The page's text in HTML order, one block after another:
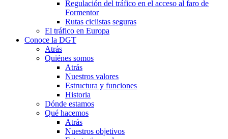
Regulación del tráfico en el acceso al faro de
Formentor
Rutas ciclistas seguras
El tráfico en Europa
Conoce la DGT
Atrás
Quiénes somos
Atrás
Nuestros valores
Estructura y funciones
Historia
Dónde estamos
Qué hacemos
Atrás
Nuestros objetivos